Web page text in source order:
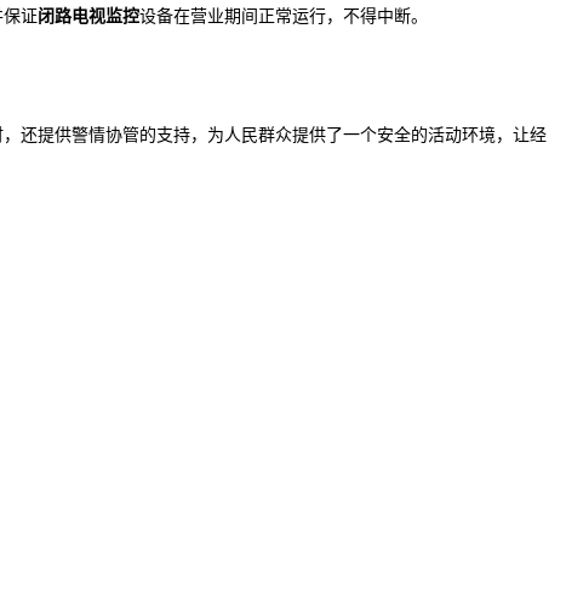
保证闭路电视监控设备在营业期间正常运行，不得中断。
还提供警情协管的支持，为人民群众提供了一个安全的活动环境，让经